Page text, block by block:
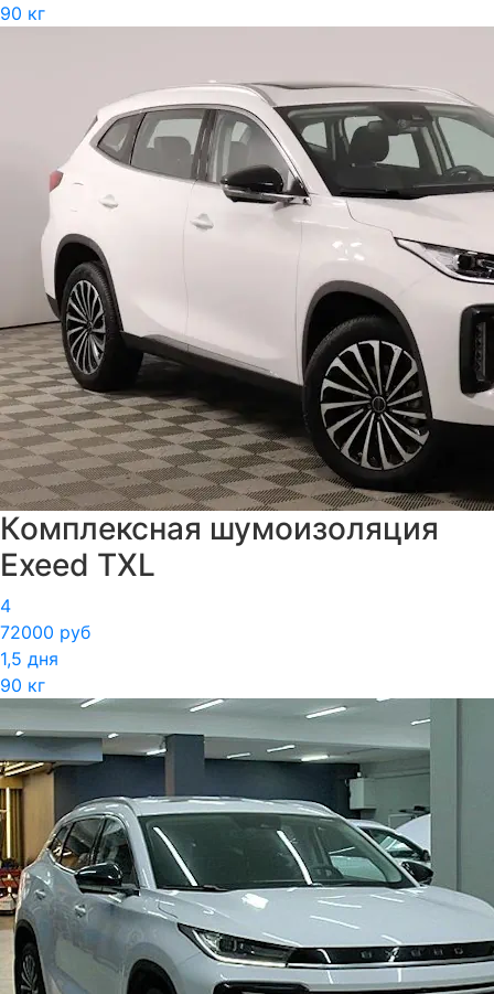
90 кг
Комплексная шумоизоляция
Exeed TXL
4
72000 руб
1,5 дня
90 кг